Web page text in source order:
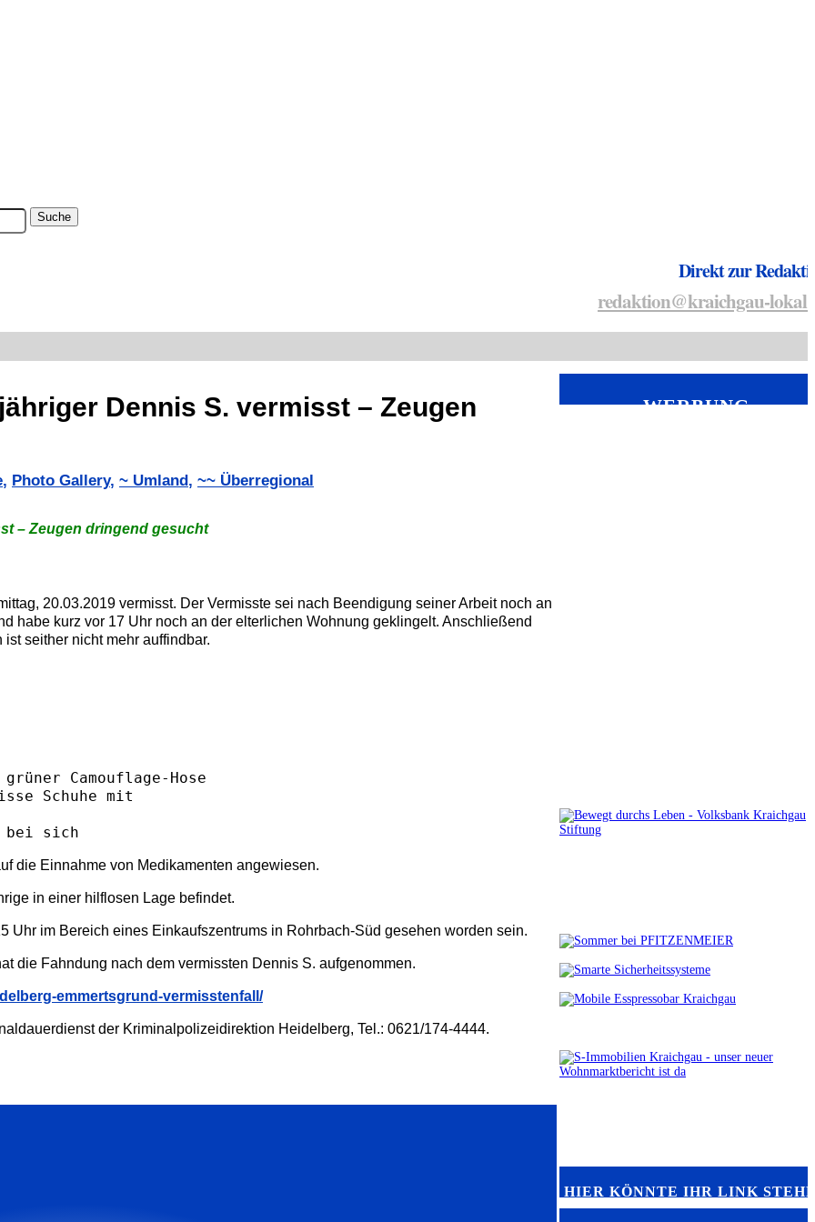
Direkt zur
redaktion@kraichgau-
Dennis S. vermisst – Zeugen
, Photo Gallery, ~ Umland , ~~ Überregional
– Zeugen dringend gesucht
20.03.2019 vermisst. Der Vermisste sei nach Beendigung seiner Arbeit noch an
habe kurz vor 17 Uhr noch an der elterlichen Wohnung geklingelt. Anschließend
seither nicht mehr auffindbar.
Camouflage-Hose
Schuhe mit
bei sich
die Einnahme von Medikamenten angewiesen.
in einer hilflosen Lage befindet.
Uhr im Bereich eines Einkaufszentrums in Rohrbach-Süd gesehen worden sein.
die Fahndung nach dem vermissten Dennis S. aufgenommen.
emmertsgrund-vermisstenfall/
der Kriminalpolizeidirektion Heidelberg, Tel.: 0621/174-4444.
WERBUNG
HIER KÖNNTE IHR LINK